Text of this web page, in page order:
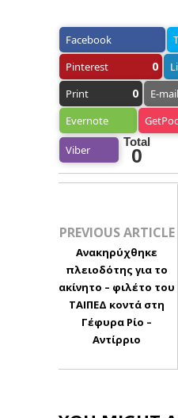
Facebook
Pinterest
0
Print 0 E-mail
Evernote
Viber
Total
0
PREVIOUS ARTICLE
Ανακηρύχθηκε
πλειοδότης για το
ακίνητο – φιλέτο του
ΤΑΙΠΕΔ κοντά στη
Γέφυρα Ρίο –
Αντίρριο